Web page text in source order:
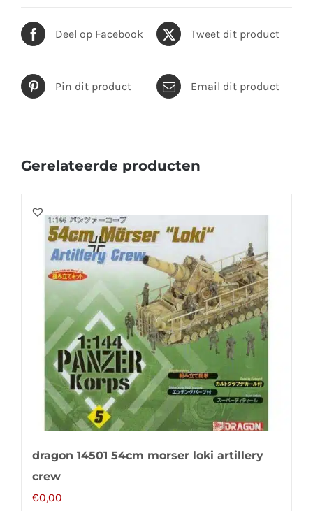
Deel op Facebook Tweet dit product
Pin dit product Email dit product
Gerelateerde producten
dragon 14501 54cm morser loki artillery
crew
€0,00